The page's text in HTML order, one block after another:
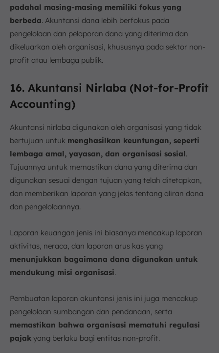
padahal masing-masing memiliki fokus yang
berbeda. Akuntansi dana lebih berfokus pada
pengelolaan dan pelaporan dana yang diterima dan
dikeluarkan oleh organisasi, khususnya pada sektor non-
profit atau lembaga publik.
16. Akuntansi Nirlaba (Not-for-Profit
Accounting)
Akuntansi nirlaba digunakan oleh organisasi yang tidak
bertujuan untuk menghasilkan keuntungan, seperti
lembaga amal, yayasan, dan organisasi sosial.
Tujuannya untuk memastikan dana yang diterima dan
digunakan sesuai dengan tujuan yang telah ditetapkan,
dan memberikan laporan yang jelas tentang aliran dana
dan pengelolaannya.
Laporan keuangan jenis ini biasanya mencakup laporan
aktivitas, neraca, dan laporan arus kas yang
menunjukkan bagaimana dana digunakan untuk
mendukung misi organisasi.
Pembuatan laporan akuntansi jenis ini juga mencakup
pengelolaan sumbangan dan pendanaan, serta
memastikan bahwa organisasi mematuhi regulasi
pajak yang berlaku bagi entitas non-profit.